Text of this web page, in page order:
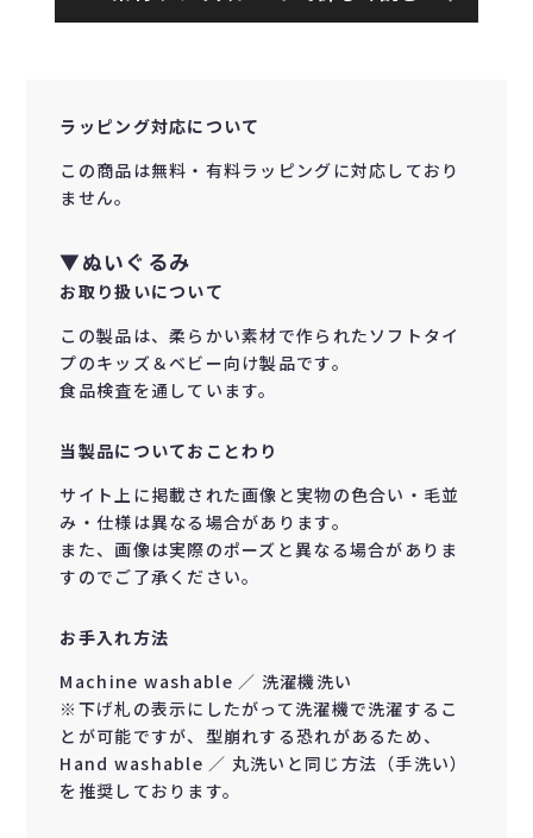
ラッピング対応について
この商品は無料・有料ラッピングに対応しており
ません。
▼ぬいぐるみ
お取り扱いについて
この製品は、柔らかい素材で作られたソフトタイ
プのキッズ＆ベビー向け製品です。
食品検査を通しています。
当製品についておことわり
サイト上に掲載された画像と実物の色合い・毛並
み・仕様は異なる場合があります。
また、画像は実際のポーズと異なる場合がありま
すのでご了承ください。
お手入れ方法
Machine washable ／ 洗濯機洗い
※下げ札の表示にしたがって洗濯機で洗濯するこ
とが可能ですが、型崩れする恐れがあるため、
Hand washable ／ 丸洗いと同じ方法（手洗い）
を推奨しております。